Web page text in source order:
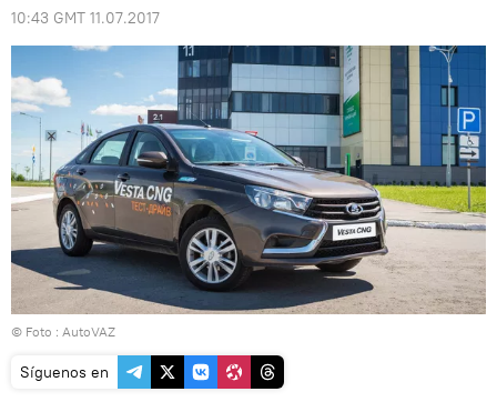
10:43 GMT 11.07.2017
© Foto : AutoVAZ
Síguenos en